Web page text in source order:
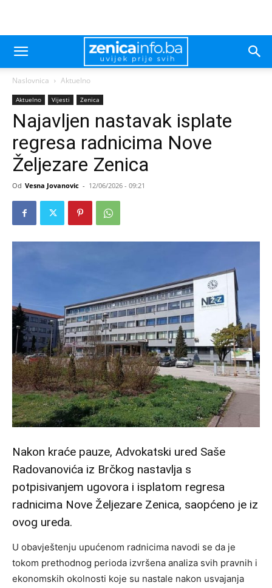
Naslovnica Aktuelno
Aktuelno Vijesti Zenica
Najavljen nastavak isplate
regresa radnicima Nove
Željezare Zenica
Od Vesna Jovanovic - 12/06/2026 - 09:21
Nakon kraće pauze, Advokatski ured Saše
Radovanovića iz Brčkog nastavlja s
potpisivanjem ugovora i isplatom regresa
radnicima Nove Željezare Zenica, saopćeno je iz
ovog ureda.
U obavještenju upućenom radnicima navodi se da je
tokom prethodnog perioda izvršena analiza svih pravnih i
ekonomskih okolnosti koje su nastale nakon usvajanja